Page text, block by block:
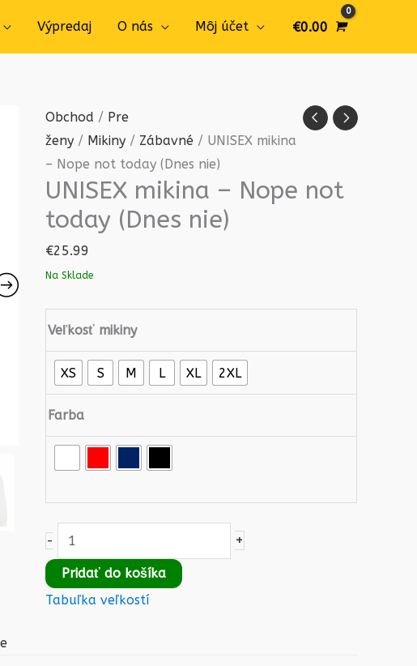
Výpredaj O nás Môj účet €0.00
Obchod / Pre
ženy / Mikiny / Zábavné / UNISEX mikina
– Nope not today (Dnes nie)
UNISEX mikina – Nope not
today (Dnes nie)
€25.99
Na Sklade
Veľkosť mikiny
XS S M L XL 2XL
Farba
-
množstvo
UNISEX
mikina
-
Nope
today
(Dnes
+
Pridať do košíka
Tabuľka veľkostí